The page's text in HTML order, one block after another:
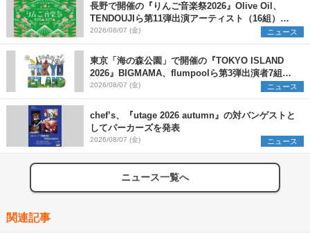
長野で開催の『りんご音楽祭2026』Olive Oil、
TENDOUJIら第11弾出演アーティスト（16組）を
発表
2026/08/07 (金) ニュース
東京「海の森公園」で開催の『TOKYO ISLAND
2026』BIGMAMA、flumpoolら第3弾出演者7組を
発表 ワークショップ・アート出展者を募集
2026/08/07 (金) ニュース
chef’s、『utage 2026 autumn』の対バンゲストと
してパーカーズを発表
2026/08/07 (金) ニュース
ニュース一覧へ
関連記事